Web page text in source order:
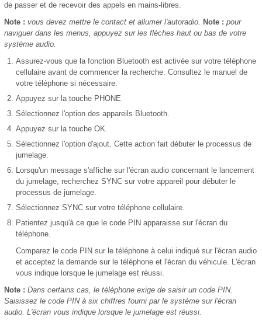
de passer et de recevoir des appels en mains-libres.
Note : vous devez mettre le contact et allumer l'autoradio. Note : pour
naviguer dans les menus, appuyez sur les flèches haut ou bas de votre
système audio.
Assurez-vous que la fonction Bluetooth est activée sur votre téléphone
cellulaire avant de commencer la recherche. Consultez le manuel de
votre téléphone si nécessaire.
Appuyez sur la touche PHONE
Sélectionnez l'option des appareils Bluetooth.
Appuyez sur la touche OK.
Sélectionnez l'option d'ajout. Cette action fait débuter le processus de
jumelage.
Lorsqu'un message s'affiche sur l'écran audio concernant le lancement
du jumelage, recherchez SYNC sur votre appareil pour débuter le
processus de jumelage.
Sélectionnez SYNC sur votre téléphone cellulaire.
Patientez jusqu'à ce que le code PIN apparaisse sur l'écran du
téléphone.
Comparez le code PIN sur le téléphone à celui indiqué sur l'écran audio
et acceptez la demande sur le téléphone et l'écran du véhicule. L'écran
vous indique lorsque le jumelage est réussi.
Note : Dans certains cas, le téléphone exige de saisir un code PIN.
Saisissez le code PIN à six chiffres fourni par le système sur l'écran
audio. L'écran vous indique lorsque le jumelage est réussi.